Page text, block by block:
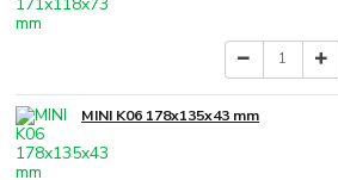
MINI K06 178x135x43 mm